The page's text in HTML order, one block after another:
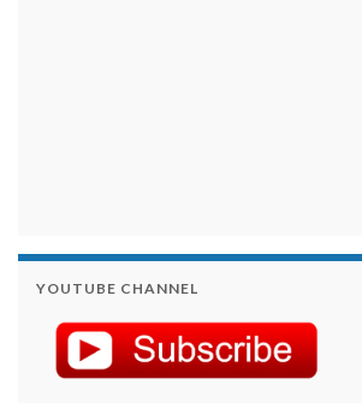
YOUTUBE CHANNEL